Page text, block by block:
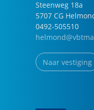
Steenweg 18a
5707 CG
0492-505510
Naar vestiging